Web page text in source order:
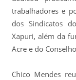
trabalhadores e
dos Sindicatos
Xapuri, além da
Acre e do
Chico Mendes